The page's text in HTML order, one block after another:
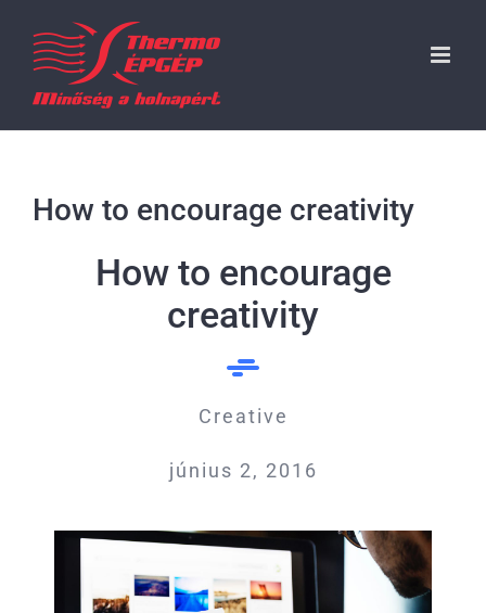
How to encourage creativity
How to encourage
creativity
Creative
június 2, 2016